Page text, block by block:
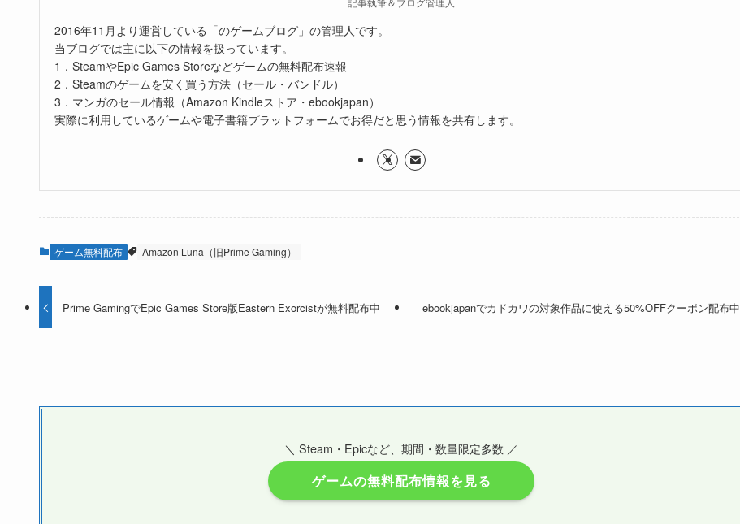
2016年11月より運営している「のゲームブログ」の管理人です。
当ブログでは主に以下の情報を扱っています。
1．SteamやEpic Games Storeなどゲームの無料配布速報
2．Steamのゲームを安く買う方法（セール・バンドル）
3．マンガのセール情報（Amazon Kindleストア・ebookjapan）
実際に利用しているゲームや電子書籍プラットフォームでお得だと思う情報を共有します。
ゲーム無料配布 Amazon Luna（旧Prime Gaming）
Prime GamingでEpic Games Store版Eastern Exorcistが無料配布中 ebookjapanでカドカワの対象作品に使える50%OFFクーポン配布中
＼ Steam・Epicなど、期間・数量限定多数 ／
ゲームの無料配布情報を見る